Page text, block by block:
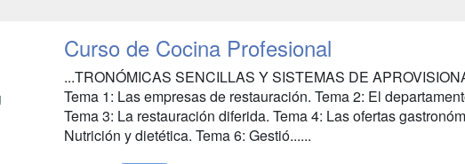
Curso de Cocina Profesional
...TRONÓMICAS SENCILLAS Y SISTEMAS DE
Tema 1: Las empresas de restauración. Tema 2: El
Tema 3: La restauración diferida. Tema 4: Las ofertas
Nutrición y dietética. Tema 6: Gestió......